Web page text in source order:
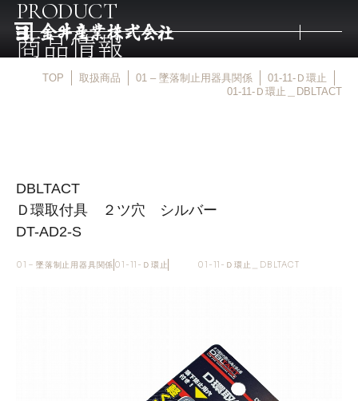
取扱メーカー
PRODUCT
商品情報
TOP 取扱商品 01 – 墜落制止用器具関係
01-11-Ｄ環止
01-11-Ｄ環止＿DBLTACT
DBLTACT
Ｄ環取付具 ２ツ穴 シルバー
DT-AD2-S
01 – 墜落制止用器具関係 01-11-Ｄ環止 01-11-Ｄ環止＿DBLTACT